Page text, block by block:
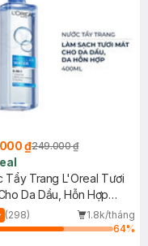
₫249.000 ₫
Tẩy Trang L'Oreal Tươi
Da Dầu, Hỗn Hợp
(298)
1.8k/tháng
64%